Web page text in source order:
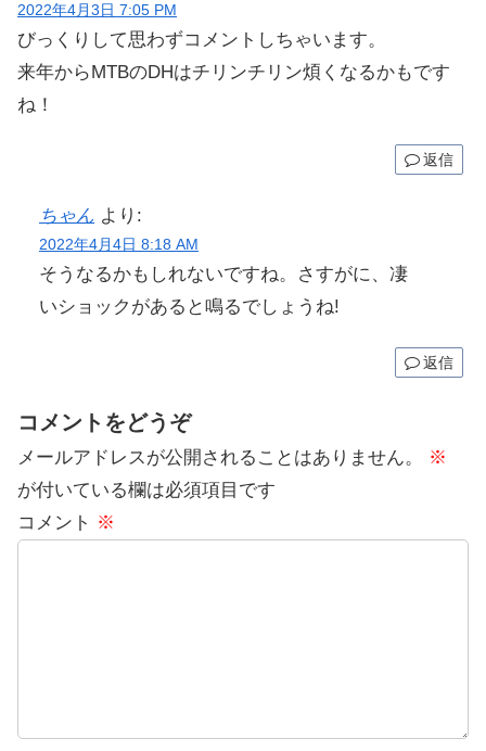
2022年4月3日 7:05 PM
びっくりして思わずコメントしちゃいます。
来年からMTBのDHはチリンチリン煩くなるかもです
ね！
返信
ちゃん より:
2022年4月4日 8:18 AM
そうなるかもしれないですね。さすがに、凄
いショックがあると鳴るでしょうね!
返信
コメントをどうぞ
メールアドレスが公開されることはありません。
※
が付いている欄は必須項目です
コメント ※